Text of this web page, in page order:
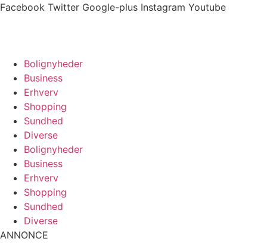
Videre
Facebook Twitter Google-plus Instagram Youtube
Bolignyheder
Business
Erhverv
Shopping
Sundhed
Diverse
Bolignyheder
Business
Erhverv
Shopping
Sundhed
Diverse
ANNONCE